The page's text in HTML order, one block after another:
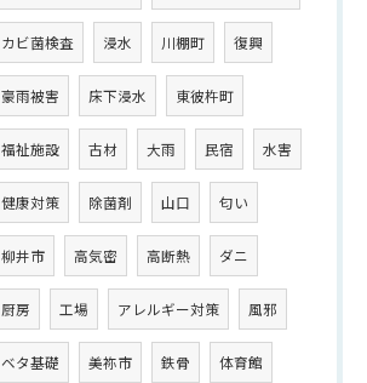
カビ菌検査 浸水 川棚町 復興
豪雨被害 床下浸水 東彼杵町
福祉施設 古材 大雨 民宿 水害
健康対策 除菌剤 山口 匂い
柳井市 高気密 高断熱 ダニ
厨房 工場 アレルギー対策 風邪
ベタ基礎 美祢市 鉄骨 体育館